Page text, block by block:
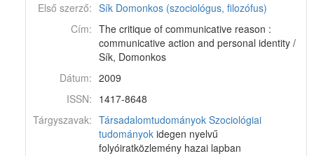
Első szerző: Sík Domonkos (szociológus, filozófus)
Cím: The critique of communicative reason :
communicative action and personal identity /
Sík, Domonkos
Dátum: 2009
ISSN: 1417-8648
Tárgyszavak: Társadalomtudományok Szociológiai
tudományok idegen nyelvű
folyóiratközlemény hazai lapban